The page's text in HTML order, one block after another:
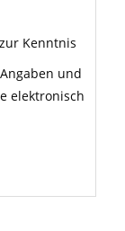
zur Kenntnis
und
elektronisch